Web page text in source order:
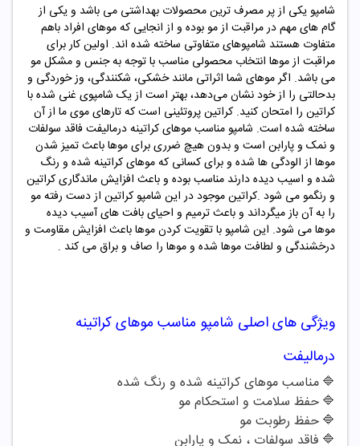
شامپو یکی از پر مصرف ترین محصولات بهداشتی می باشد و یکی از
گام های مهم در مراقبت از مو بوده و از انجایی که موهای افراد باهم
متفاوت هستند شامپوهای متفاوتی ساخته شده اند. اولین کار برای
مراقبت از موها انتخاب محصولی مناسب با توجه به جنس و مشکل مو
می باشد. اگر موهای شما اثراتی مانند خشکی، شکنندگی، وز خوردگی و
بدحالتی را از خود نشان می‌دهد، بهتر است از یک شامپوی غنی شده با
کراتین را امتحان کنید. کراتین پروتئینی است که تارهای موی ما از آن
ساخته شده است. شامپو مناسب موهای کراتینه درمالیفت فاقد سولفات
و نمک و پارابن است و بدون هیچ ضرری برای موها باعث تمیز شدن
موها از الودگی ها شده و برای کسانی که موهای کراتینه شده و رنگ
شده و اسیب دیده دارند مناسب بوده و باعث افزایش ماندگاری کراتین
و رنگمو می شود .کراتین موجود در این شامپو کراتین از دست رفته مو
را به آن باز میگرداند و باعث ترمیم و احیای بافت های آسیب دیده
موها می شود. این شامپو با تقویت کردن موها باعث افزایش مقاومت و
درخشندگی و لطافت موها شده و موها را صاف و براق می کند .
ویژگی های اصلی شامپو مناسب موهای کراتینه
درمالیفت
🔷مناسب موهای کراتینه شده و رنگ شده
🔷حفظ سلامت و استحکام مو
🔷حفظ رطوبت مو
🔷 فاقد سولفات ، نمک و پارابن